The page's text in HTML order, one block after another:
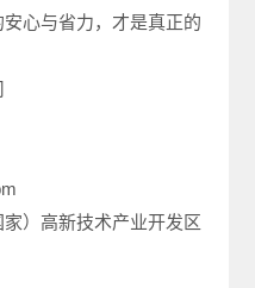
心与省力，才是真正的
）高新技术产业开发区